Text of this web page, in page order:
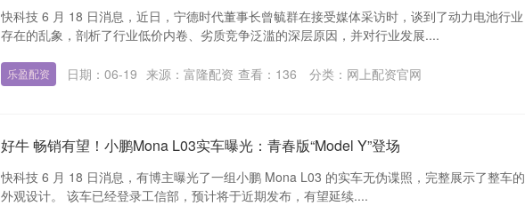
快科技 6 月 18 日消息，近日，宁德时代董事长曾毓群在接受媒体采访时，谈到了动力电池行业
存在的乱象，剖析了行业低价内卷、劣质竞争泛滥的深层原因，并对行业发展....
乐盈配资 日期：06-19 来源：富隆配资 查看： 136 分类： 网上配资官网
好牛 畅销有望！小鹏Mona L03实车曝光：青春版“Model Y”登场
快科技 6 月 18 日消息，有博主曝光了一组小鹏 Mona L03 的实车无伪谍照，完整展示了整车的
外观设计。 该车已经登录工信部，预计将于近期发布，有望延续....